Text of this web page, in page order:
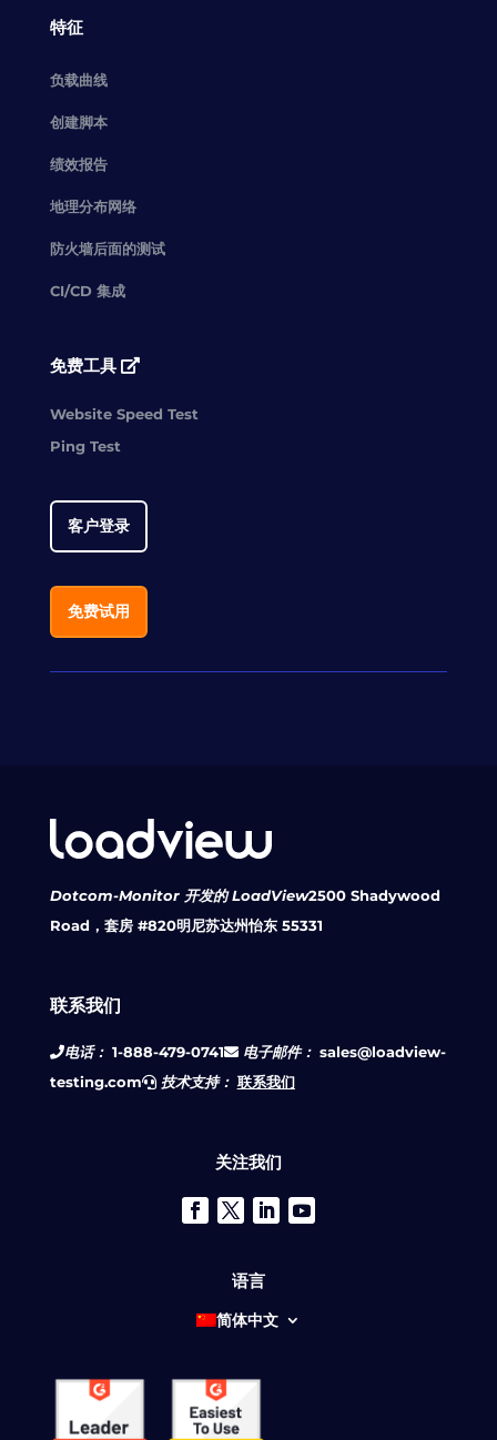
特征
负载曲线
创建脚本
绩效报告
地理分布网络
防火墙后面的测试
CI/CD 集成
免费工具
Website Speed Test
Ping Test
客户登录
免费试用
Dotcom-Monitor 开发的 LoadView2500 Shadywood
Road，套房 #820明尼苏达州怡东 55331
联系我们
电话： 1-888-479-0741 电子邮件： sales@loadview-
testing.com
技术支持： 联系我们
关注我们
语言
简体中文